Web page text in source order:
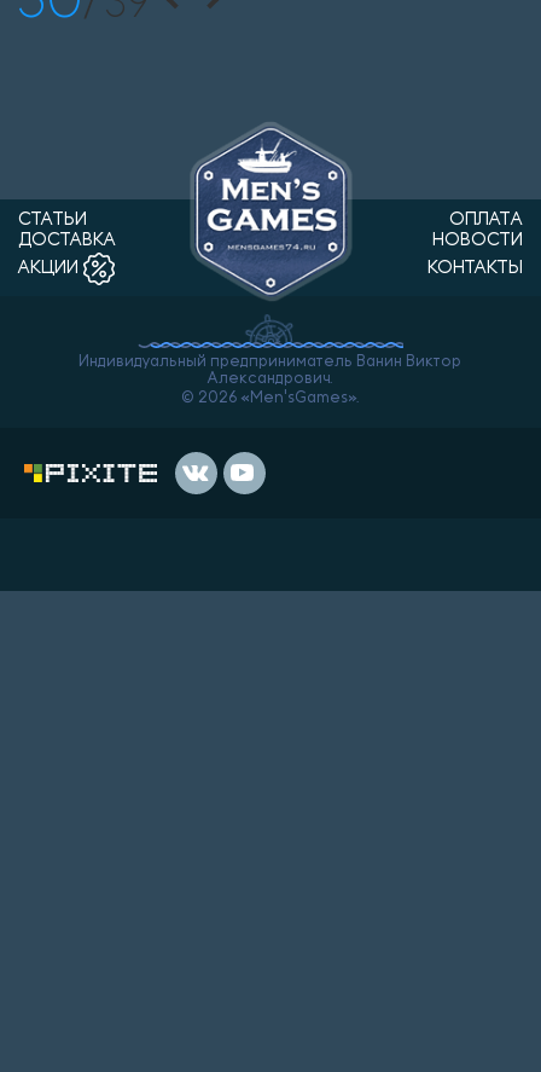
СТАТЬИ
ОПЛАТА
ДОСТАВКА
НОВОСТИ
АКЦИИ
КОНТАКТЫ
Индивидуальный предприниматель Ванин Виктор
Александрович.
© 2026 «Men'sGames».